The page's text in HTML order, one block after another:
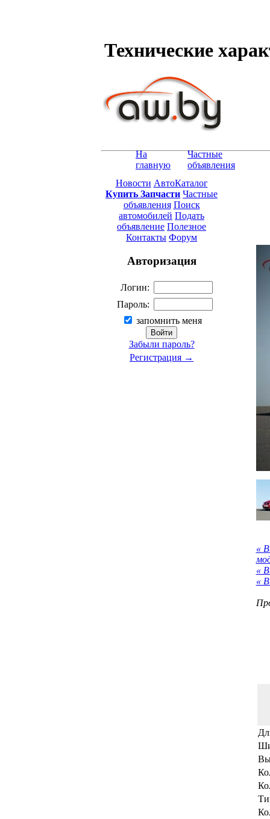
Технические
На
главную
Частные
объявления
Новости АвтоКаталог
Купить Запчасти Частные
объявления Поиск
автомобилей Подать
объявление Полезное
Контакты Форум
Авторизация
Логин:
Пароль:
запомнить меня
Забыли пароль?
Регистрация →
«
«
«